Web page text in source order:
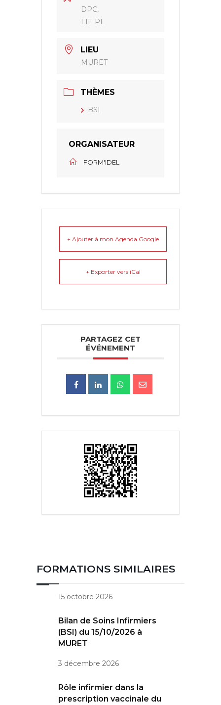
DPC,
FIF-PL
LIEU
MURET
THÈMES
BSI
ORGANISATEUR
FORM'IDEL
+ Ajouter à mon Agenda Google
+ Exporter vers iCal
PARTAGEZ CET
ÉVÉNEMENT
FORMATIONS SIMILAIRES
15 octobre 2026
Bilan de Soins Infirmiers
(BSI) du 15/10/2026 à
MURET
3 décembre 2026
Rôle infirmier dans la
prescription vaccinale du